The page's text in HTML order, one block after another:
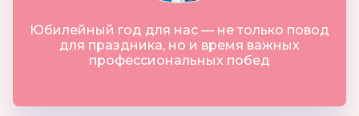
Юбилейный год для нас — не только повод
для праздника, но и время важных
профессиональных побед